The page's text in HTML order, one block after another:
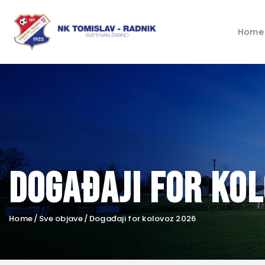
Home
Događaji for
Home Sve objave Događaji for kolovoz 2026